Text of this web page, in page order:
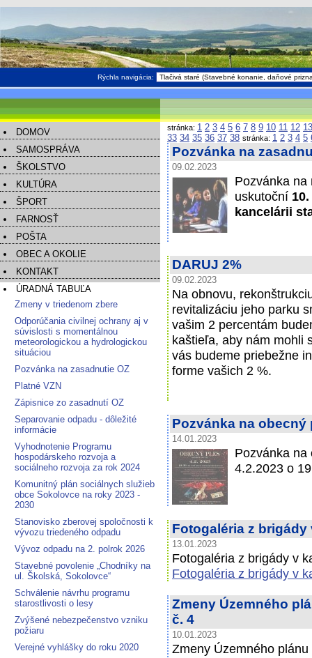
Rýchla navigácia:
DOMOV
SAMOSPRÁVA
ŠKOLSTVO
KULTÚRA
ŠPORT
FARNOSŤ
POŠTA
OBEC A OKOLIE
KONTAKT
ÚRADNÁ TABUĽA
Zmeny v triedenom zbere
Odporúčania civilnej ochrany aj v
súvislosti s momentálnou
meteorologickou a hydrologickou
situáciou
Pozvánka na zasadnutie OZ
Platné VZN
Zápisnice zo zasadnutí OZ
Separovanie odpadu - dôležité
informácie
Vyhodnotenie Programu
hospodárskeho rozvoja a
sociálneho rozvoja za rok 2024
Komunitný plán sociálnych služieb
obce Sokolovce na roky 2023 -
2030
Stanovisko zberovej spoločnosti k
vývozu triedeného odpadu
Vývoz odpadu na 2. polrok 2026
Stavebné povolenie „Chodníky na
ul. Školská, Sokolovce“
Schválenie návrhu programu
starostlivosti o lesy
Zvýšené nebezpečenstvo vzniku
požiaru
Verejné vyhlášky do roku 2020
stránka: 1 2 3 4 5 6 7 8 9 10 11 12 13
33 34 35 36 37 38
Pozvánka na
09.02.2023
Pozvánka na
uskutoční
kancelárii
DARUJ 2%
09.02.2023
Na obnovu,
revitalizáciu jeho parku
vašim 2 percentám
kaštieľa, aby nám mohli
vás budeme priebežne
forme vašich 2 %.
Pozvánka na obecný
14.01.2023
Pozvánka na
4.2.2023 o
Fotogaléria z
13.01.2023
Fotogaléria z brigády v
Fotogaléria z brigády v
Zmeny Územného
č. 4
10.01.2023
Zmeny Územného
stránka: 1 2 3 4 5